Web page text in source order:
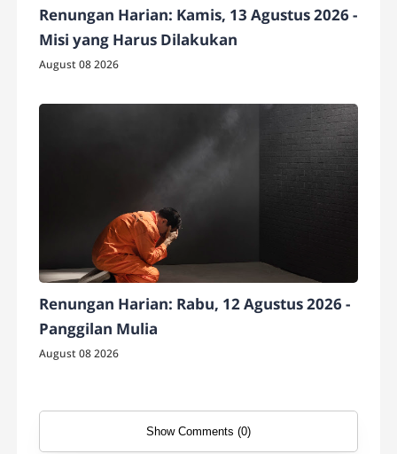
Renungan Harian: Kamis, 13 Agustus 2026 -
Misi yang Harus Dilakukan
August 08 2026
Renungan Harian: Rabu, 12 Agustus 2026 -
Panggilan Mulia
August 08 2026
Show Comments (0)